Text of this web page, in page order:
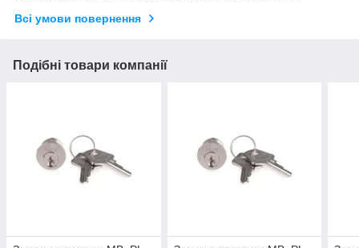
Всі умови повернення
Подібні товари компанії